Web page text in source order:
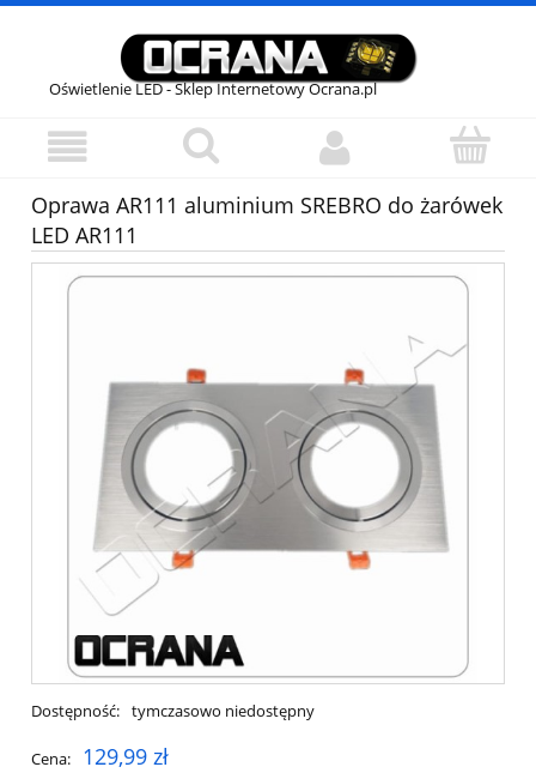
Oświetlenie LED - Sklep Internetowy Ocrana.pl
Oprawa AR111 aluminium SREBRO do żarówek
LED AR111
Dostępność: tymczasowo niedostępny
Cena:
129,99 zł